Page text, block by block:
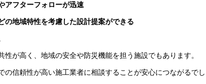
アフターフォローが迅速
の地域特性を考慮した設計提案ができる
性が高く、地域の安全や防災機能を担う施設でもあります。
の信頼性が高い施工業者に相談することが安心につながるでし